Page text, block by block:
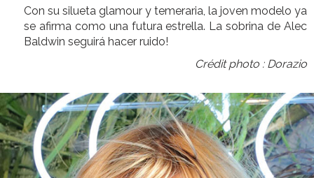
Con su silueta glamour y temeraria, la joven modelo ya
se afirma como una futura estrella. La sobrina de Alec
Baldwin seguirá hacer ruido!
Crédit photo : Dorazio